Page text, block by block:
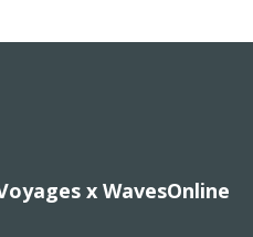
x WavesOnline